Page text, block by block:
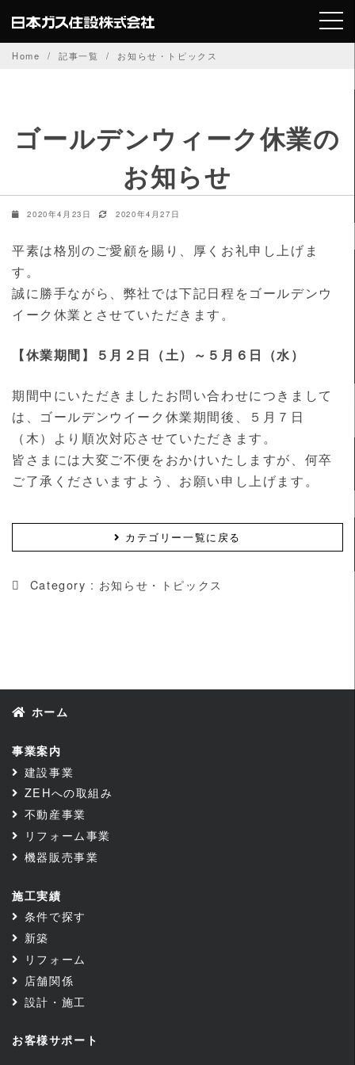
to
content
Home 記事一覧 お知らせ・トピックス
ゴールデンウィーク休業の
お知らせ
2020年4月23日 2020年4月27日
平素は格別のご愛顧を賜り、厚くお礼申し上げま
す。
誠に勝手ながら、弊社では下記日程をゴールデンウ
イーク休業とさせていただきます。
【休業期間】５月２日（土）～５月６日（水）
期間中にいただきましたお問い合わせにつきまして
は、ゴールデンウイーク休業期間後、５月７日
（木）より順次対応させていただきます。
皆さまには大変ご不便をおかけいたしますが、何卒
ご了承くださいますよう、お願い申し上げます。
カテゴリー一覧に戻る
Category : お知らせ・トピックス
ホーム
事業案内
建設事業
ZEHへの取組み
不動産事業
リフォーム事業
機器販売事業
施工実績
条件で探す
新築
リフォーム
店舗関係
設計・施工
お客様サポート